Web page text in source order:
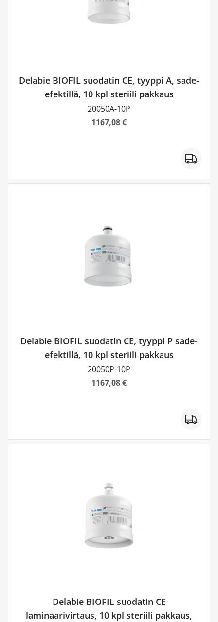
Delabie BIOFIL suodatin CE, tyyppi A, sade-
efektillä, 10 kpl steriili pakkaus
20050A-10P
1167,08 €
Delabie BIOFIL suodatin CE, tyyppi P sade-
efektillä, 10 kpl steriili pakkaus
20050P-10P
1167,08 €
Delabie BIOFIL suodatin CE
laminaarivirtaus, 10 kpl steriili pakkaus,